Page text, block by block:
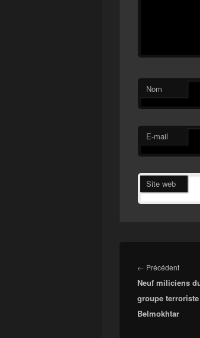
Nom
E-mail
Site web
de
l’article
← PrécédentArticle
Neuf miliciens
groupe
Belmokhtar